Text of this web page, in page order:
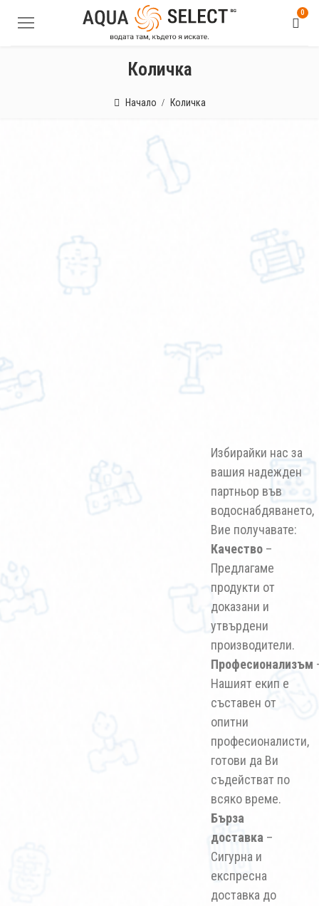
0
Количка
Начало Количка
Избирайки нас за
вашия надежден
партньор във
водоснабдяването,
Вие получавате:
Качество –
Предлагаме
продукти от
доказани и
утвърдени
производители.
Професионализъм
Нашият екип е
съставен от
опитни
професионалисти,
готови да Ви
съдействат по
всяко време.
Бърза
доставка –
Сигурна и
експресна
доставка до